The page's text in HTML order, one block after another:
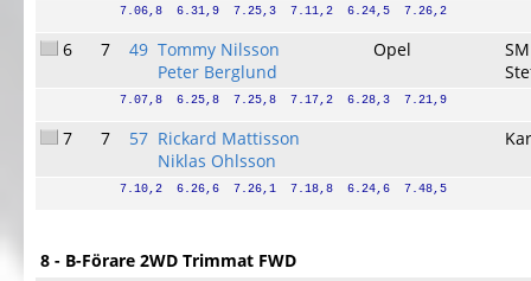
7.06,8  6.31,9  7.25,3  7.11,2  6.24,5  7.26,2
6 7 49 Tommy Nilsson
Peter Berglund
Opel
7.07,8  6.25,8  7.25,8  7.17,2  6.28,3  7.21,9
7 7 57 Rickard Mattisson
Niklas Ohlsson
7.10,2  6.26,6  7.26,1  7.18,8  6.24,6  7.48,5
8 - B-Förare 2WD Trimmat FWD